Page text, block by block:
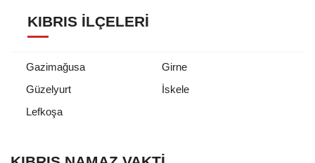
KIBRIS İLÇELERI
Gazimağusa
Girne
Güzelyurt
İskele
Lefkoşa